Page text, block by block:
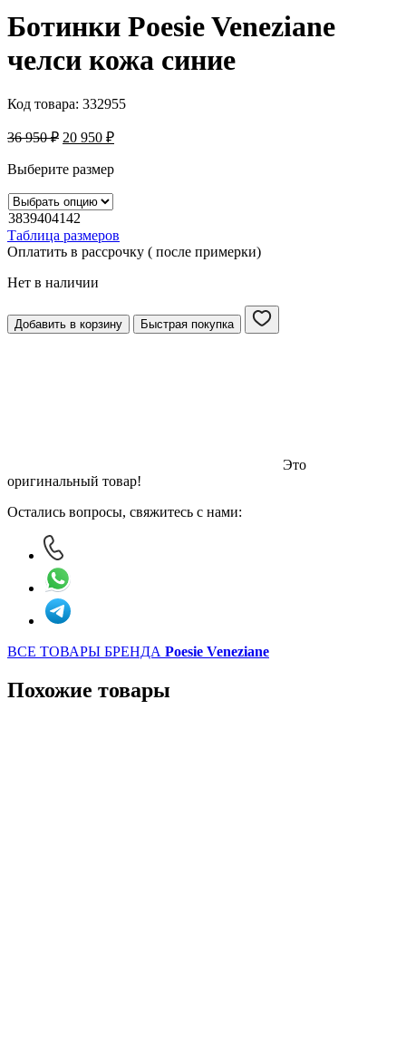
Ботинки Poesie Veneziane
челси кожа синие
Код товара: 332955
36 950₽ 20 950 ₽
Выберите размер
3839404142
Таблица размеров
Оплатить в рассрочку ( после примерки)
Нет в наличии
Добавить в корзину Быстрая покупка
Это
оригинальный товар!
Остались вопросы, свяжитесь с нами:
ВСЕ ТОВАРЫ БРЕНДА Poesie Veneziane
Похожие товары